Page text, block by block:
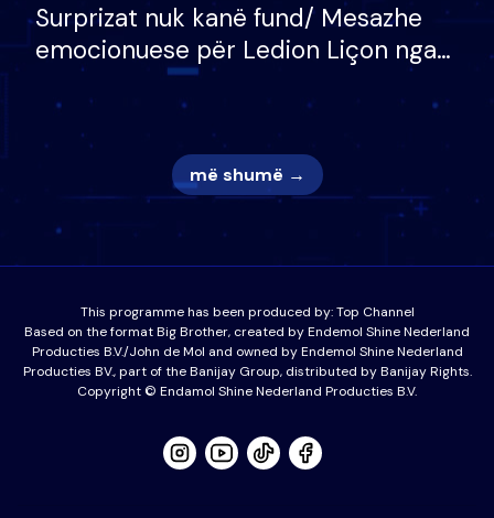
Surprizat nuk kanë fund/ Mesazhe
emocionuese për Ledion Liçon nga
nëna dhe fëmijët e tij, moderatori
nuk i mban dot lotët: Nuk meritoj…
më shumë →
This programme has been produced by:Top Channel
Based on the format Big Brother, created by Endemol Shine Nederland
Producties B.V./John de Mol and owned by Endemol Shine Nederland
Producties BV., part of the Banijay Group, distributed by Banijay Rights.
Copyright © Endamol Shine Nederland Producties B.V.